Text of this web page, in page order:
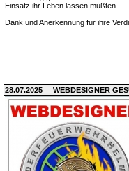
Einsatz ihr Leben lassen mußten.
Dank und Anerkennung für ihre
28.07.2025 WEBDESIGNER